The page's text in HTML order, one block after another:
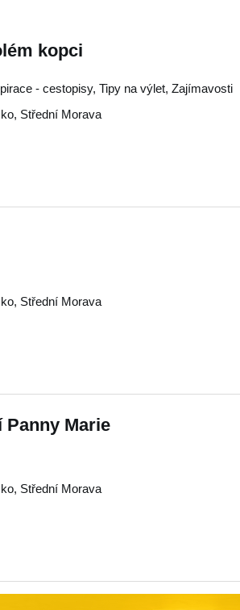
kopci
- cestopisy, Tipy na výlet, Zajímavosti
, Střední Morava
, Střední Morava
Panny Marie
, Střední Morava